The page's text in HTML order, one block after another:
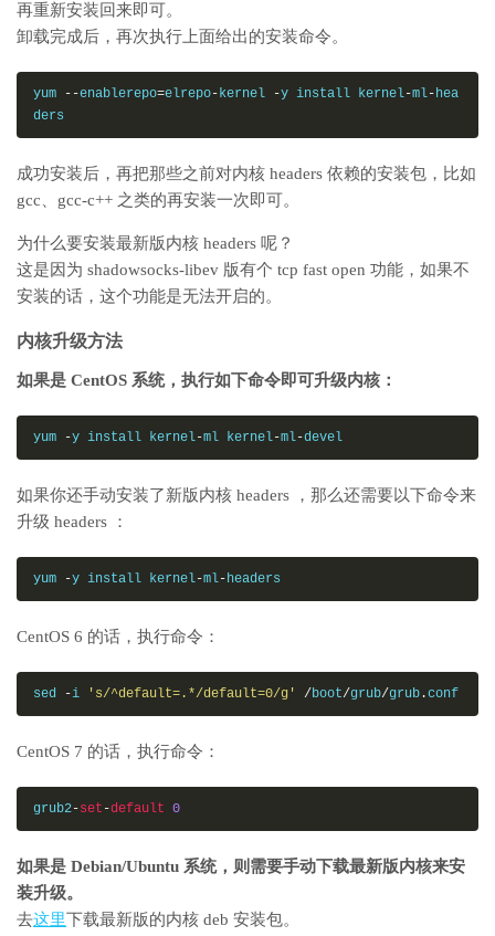
再重新安装回来即可。
卸载完成后，再次执行上面给出的安装命令。
yum --enablerepo=elrepo-kernel -y install kernel-ml-hea
ders
成功安装后，再把那些之前对内核 headers 依赖的安装包，比如
gcc、gcc-c++ 之类的再安装一次即可。
为什么要安装最新版内核 headers 呢？
这是因为 shadowsocks-libev 版有个 tcp fast open 功能，如果不
安装的话，这个功能是无法开启的。
内核升级方法
如果是 CentOS 系统，执行如下命令即可升级内核：
yum -y install kernel-ml kernel-ml-devel
如果你还手动安装了新版内核 headers ，那么还需要以下命令来
升级 headers ：
yum -y install kernel-ml-headers
CentOS 6 的话，执行命令：
sed -i 's/^default=.*/default=0/g' /boot/grub/grub .conf
CentOS 7 的话，执行命令：
grub2-set -default 0
如果是 Debian/Ubuntu 系统，则需要手动下载最新版内核来安
装升级。
去这里下载最新版的内核 deb 安装包。